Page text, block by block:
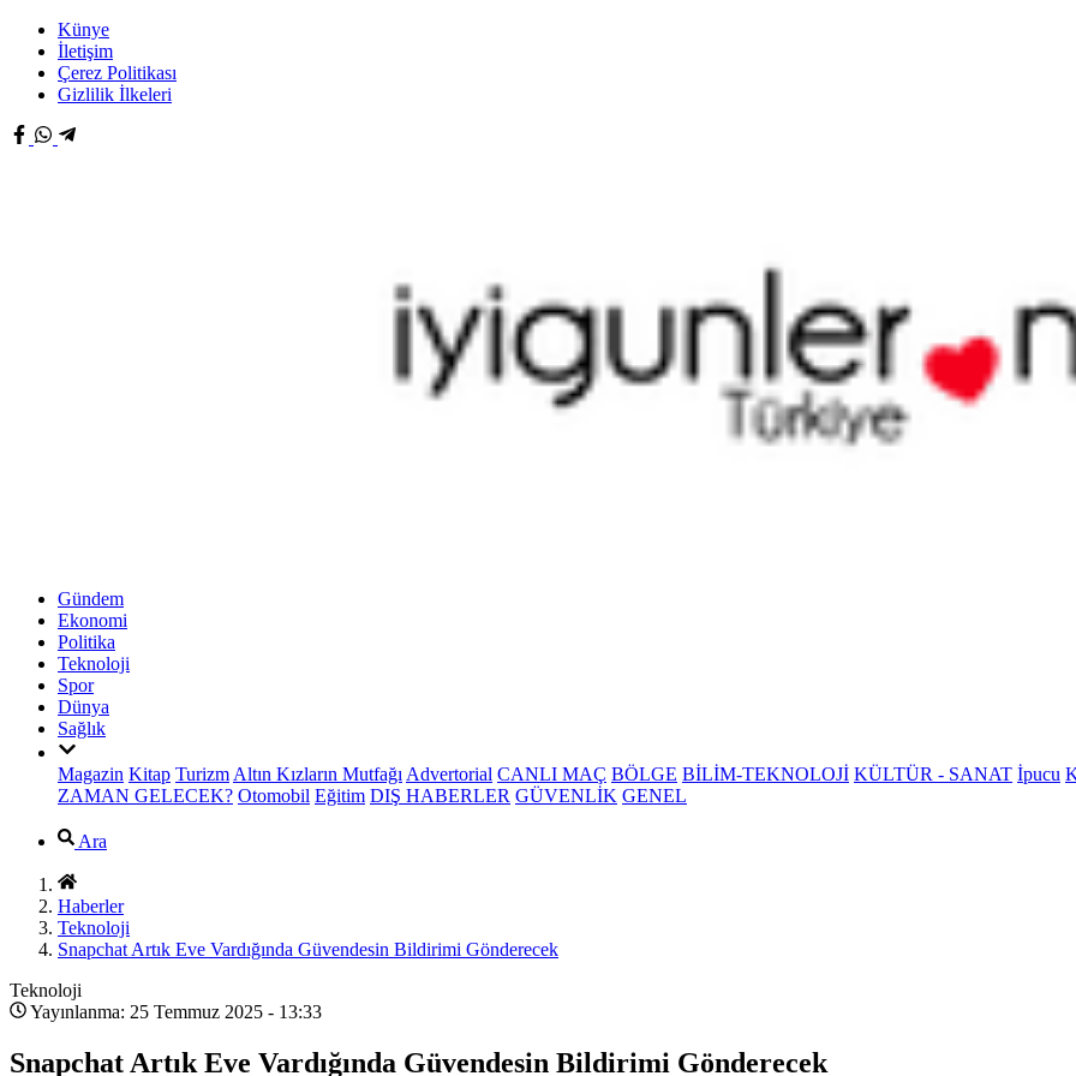
Künye
İletişim
Çerez Politikası
Gizlilik İlkeleri
Gündem
Ekonomi
Politika
Teknoloji
Spor
Dünya
Sağlık
Magazin Kitap Turizm Altın Kızların Mutfağı Advertorial CANLI MAÇ BÖLGE BİLİM-TEKNOLOJİ KÜLTÜR - SANAT İpucu
ZAMAN GELECEK? Otomobil Eğitim DIŞ HABERLER GÜVENLİK GENEL
Ara
Haberler
Teknoloji
Snapchat Artık Eve Vardığında Güvendesin Bildirimi Gönderecek
Teknoloji
Yayınlanma: 25 Temmuz 2025 - 13:33
Snapchat Artık Eve Vardığında Güvendesin Bildirimi Gönderecek